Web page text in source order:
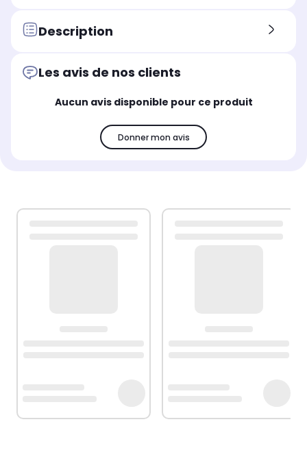
Description
Les avis de nos clients
Aucun avis disponible pour ce produit
Donner mon avis